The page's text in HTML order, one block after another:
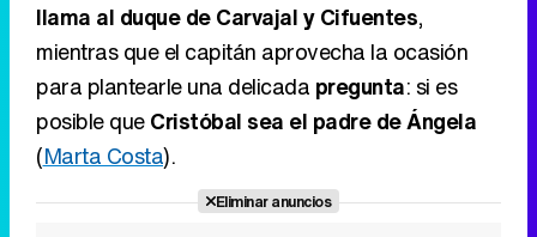
llama al duque de Carvajal y Cifuentes,
mientras que el capitán aprovecha la ocasión
para plantearle una delicada pregunta: si es
posible queCristóbal sea el padre de Ángela
(Marta Costa).
Eliminar anuncios